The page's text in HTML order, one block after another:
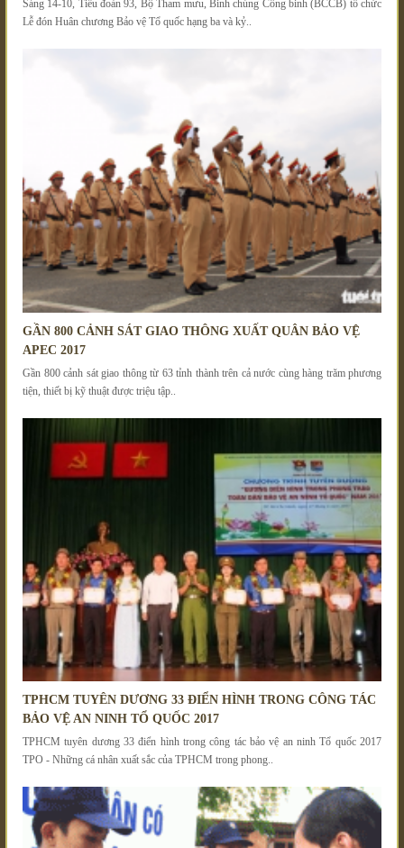
Sáng 14-10, Tiểu đoàn 93, Bộ Tham mưu, Binh chủng Công binh (BCCB) tổ chức
Lễ đón Huân chương Bảo vệ Tổ quốc hạng ba và kỷ..
GẦN 800 CẢNH SÁT GIAO THÔNG XUẤT QUÂN BẢO VỆ
APEC 2017
Gần 800 cảnh sát giao thông từ 63 tỉnh thành trên cả nước cùng hàng trăm phương
tiện, thiết bị kỹ thuật được triệu tập..
TPHCM TUYÊN DƯƠNG 33 ĐIỂN HÌNH TRONG CÔNG TÁC
BẢO VỆ AN NINH TỔ QUỐC 2017
TPHCM tuyên dương 33 điển hình trong công tác bảo vệ an ninh Tổ quốc 2017
TPO - Những cá nhân xuất sắc của TPHCM trong phong..